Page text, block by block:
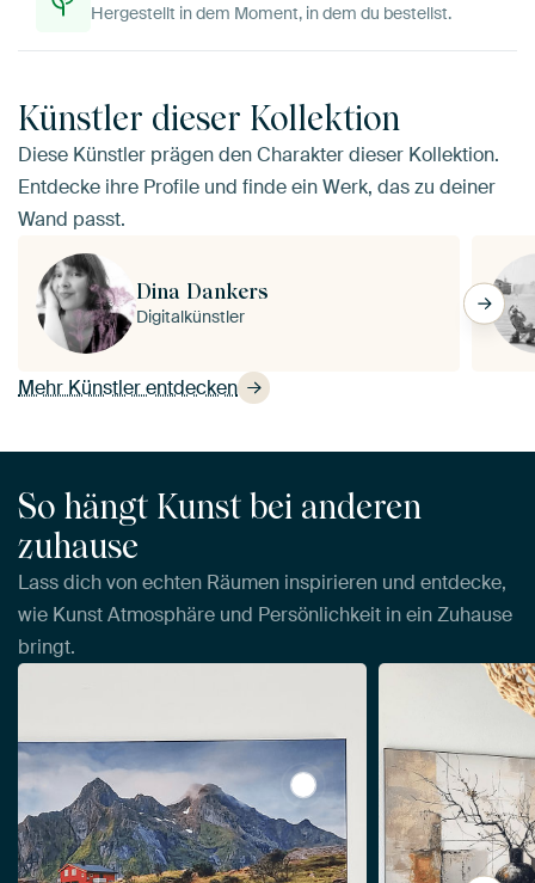
Hergestellt in dem Moment, in dem du bestellst.
Künstler dieser Kollektion
Diese Künstler prägen den Charakter dieser Kollektion.
Entdecke ihre Profile und finde ein Werk, das zu deiner
Wand passt.
Mehr Künstler entdecken
Dina Dankers
Digitalkünstler
So hängt Kunst bei anderen
zuhause
Lass dich von echten Räumen inspirieren und entdecke,
wie Kunst Atmosphäre und Persönlichkeit in ein Zuhause
bringt.
View Lofoten II von Rainer